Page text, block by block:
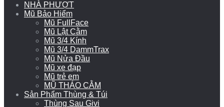
NHÀ PHƯỢT
Mũ Bảo Hiểm
Mũ FullFace
Mũ Lật Cằm
Mũ 3/4 Kính
Mũ 3/4 DammTrax
Mũ Nửa Đầu
Mũ xe đạp
Mũ trẻ em
MŨ THÁO CẰM
Sản Phẩm Thùng & Túi
Thùng Sau Givi